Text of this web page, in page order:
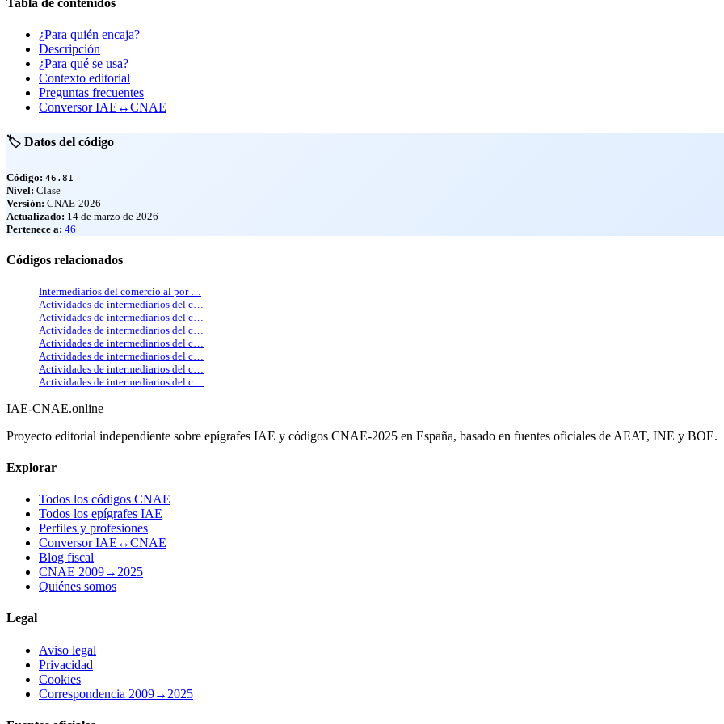
Tabla de contenidos
¿Para quién encaja?
Descripción
¿Para qué se usa?
Contexto editorial
Preguntas frecuentes
Conversor IAE↔CNAE
🏷️ Datos del código
Código: 46.81
Nivel: Clase
Versión: CNAE-2026
Actualizado: 14 de marzo de 2026
Pertenece a: 46
Códigos relacionados
Intermediarios del comercio al por …
Actividades de intermediarios del c…
Actividades de intermediarios del c…
Actividades de intermediarios del c…
Actividades de intermediarios del c…
Actividades de intermediarios del c…
Actividades de intermediarios del c…
Actividades de intermediarios del c…
IAE-CNAE.online
Proyecto editorial independiente sobre epígrafes IAE y códigos CNAE-2025 en España, basado en fuentes oficiales de AEAT, INE y BOE.
Explorar
Todos los códigos CNAE
Todos los epígrafes IAE
Perfiles y profesiones
Conversor IAE↔CNAE
Blog fiscal
CNAE 2009→2025
Quiénes somos
Legal
Aviso legal
Privacidad
Cookies
Correspondencia 2009→2025